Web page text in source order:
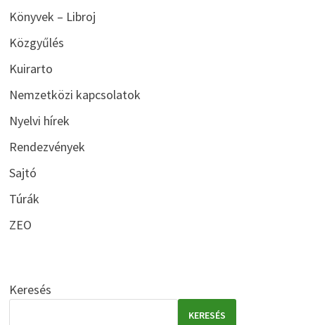
Könyvek – Libroj
Közgyűlés
Kuirarto
Nemzetközi kapcsolatok
Nyelvi hírek
Rendezvények
Sajtó
Túrák
ZEO
Keresés
KERESÉS